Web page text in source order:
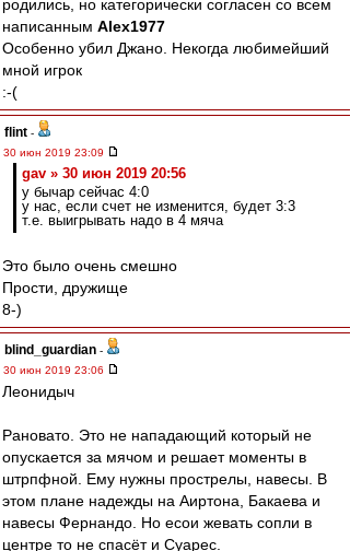
родились, но категорически согласен со всем
написанным Alex1977
Особенно убил Джано. Некогда любимейший
мной игрок
:-(
flint -
30 июн 2019 23:09
gav » 30 июн 2019 20:56
у бычар сейчас 4:0
у нас, если счет не изменится, будет 3:3
т.е. выигрывать надо в 4 мяча
Это было очень смешно
Прости, дружище
8-)
blind_guardian -
30 июн 2019 23:06
Леонидыч
Рановато. Это не нападающий который не
опускается за мячом и решает моменты в
штрпфной. Ему нужны прострелы, навесы. В
этом плане надежды на Аиртона, Бакаева и
навесы Фернандо. Но есои жевать сопли в
центре то не спасёт и Суарес.